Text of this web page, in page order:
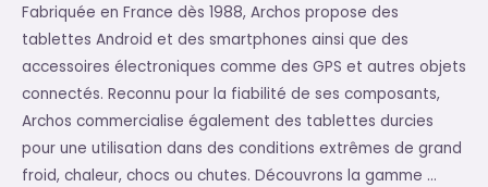
Fabriquée en France dès 1988, Archos propose des
tablettes Android et des smartphones ainsi que des
accessoires électroniques comme des GPS et autres objets
connectés. Reconnu pour la fiabilité de ses composants,
Archos commercialise également des tablettes durcies
pour une utilisation dans des conditions extrêmes de grand
froid, chaleur, chocs ou chutes. Découvrons la gamme …